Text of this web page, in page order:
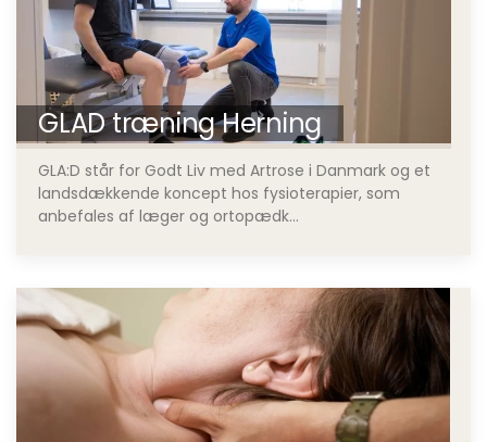
GLAD træning Herning
GLA:D står for Godt Liv med Artrose i Danmark og et
landsdækkende koncept hos fysioterapier, som
anbefales af læger og ortopædk...